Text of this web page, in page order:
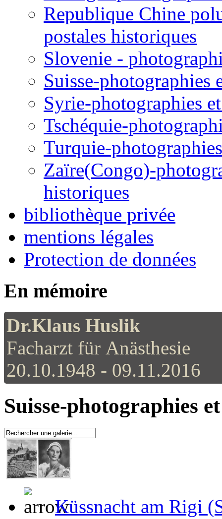
Republique Chine
postales historiques
Slovenie -
Suisse-photographies
Syrie-photographies
Tschéquie-
Turquie-
Zaïre(Congo)-
historiques
bibliothèque privée
mentions légales
Protection de données
En mémoire
Dr.Klaus Huslik
Facharzt für Anästhesie
20.10.1948 - 09.11.2016
Suisse-photographies
Küssnacht am Rigi